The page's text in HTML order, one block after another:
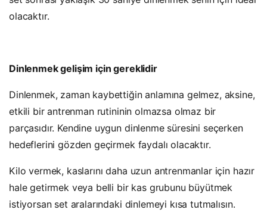
olacaktır.
Dinlenmek gelişim için gereklidir
Dinlenmek, zaman kaybettiğin anlamına gelmez, aksine,
etkili bir antrenman rutininin olmazsa olmaz bir
parçasıdır. Kendine uygun dinlenme süresini seçerken
hedeflerini gözden geçirmek faydalı olacaktır.
Kilo vermek, kaslarını daha uzun antrenmanlar için hazır
hale getirmek veya belli bir kas grubunu büyütmek
istiyorsan set aralarındaki dinlemeyi kısa tutmalısın.